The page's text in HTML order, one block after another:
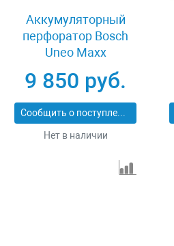
Аккумуляторный
перфоратор Bosch
Uneo Maxx
9 850 руб.
Сообщить о поступлении
Нет в наличии